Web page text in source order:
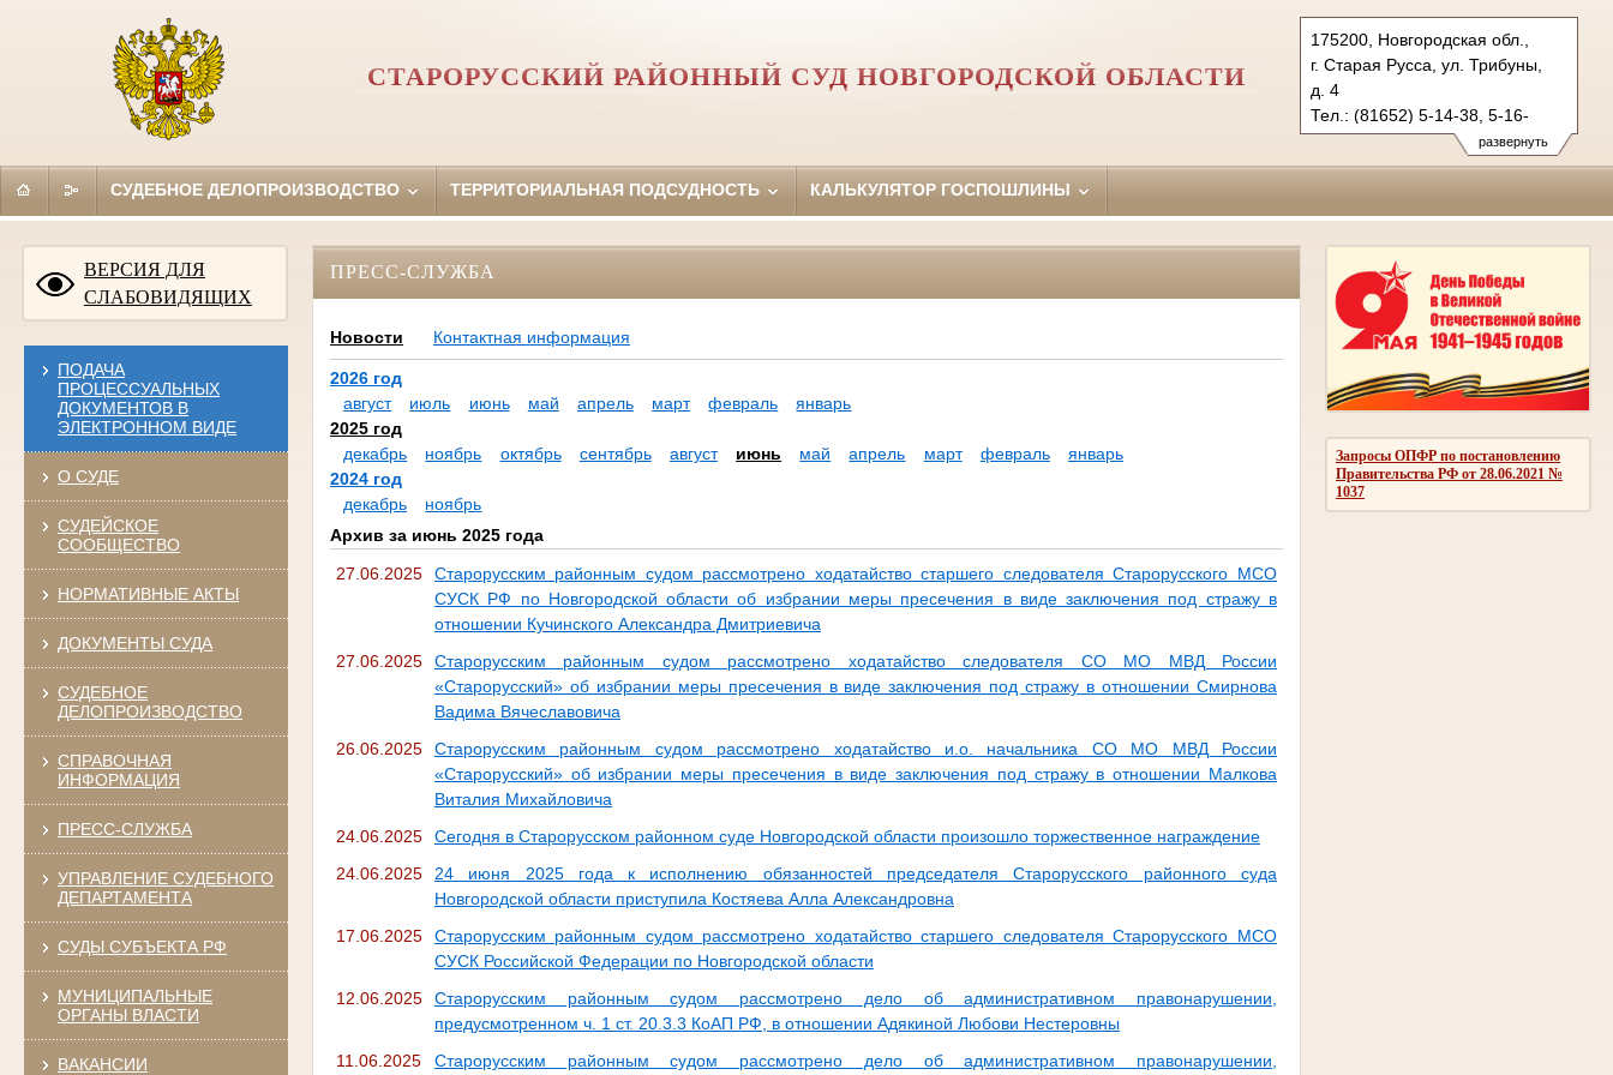
развернуть
175200, Новгородская обл.,
г. Старая Русса, ул. Трибуны,
д. 4
Тел.: (81652) 5-14-38, 5-16-
91 (ф.)
starorussky.nvg@sudrf.ru
СТАРОРУССКИЙ РАЙОННЫЙ СУД НОВГОРОДСКОЙ ОБЛАСТИ
СУДЕБНОЕ ДЕЛОПРОИЗВОДСТВО ТЕРРИТОРИАЛЬНАЯ ПОДСУДНОСТЬ КАЛЬКУЛЯТОР ГОСПОШЛИНЫ
ВЕРСИЯ ДЛЯ
СЛАБОВИДЯЩИХ
ПОДАЧА
ПРОЦЕССУАЛЬНЫХ
ДОКУМЕНТОВ В
ЭЛЕКТРОННОМ ВИДЕ
О СУДЕ
СУДЕЙСКОЕ
СООБЩЕСТВО
НОРМАТИВНЫЕ АКТЫ
ДОКУМЕНТЫ СУДА
СУДЕБНОЕ
ДЕЛОПРОИЗВОДСТВО
СПРАВОЧНАЯ
ИНФОРМАЦИЯ
ПРЕСС-СЛУЖБА
УПРАВЛЕНИЕ СУДЕБНОГО
ДЕПАРТАМЕНТА
СУДЫ СУБЪЕКТА РФ
МУНИЦИПАЛЬНЫЕ
ОРГАНЫ ВЛАСТИ
ВАКАНСИИ
Запросы ОПФР по постановлению
Правительства РФ от 28.06.2021 №
1037
ПРЕСС-СЛУЖБА
Новости Контактная информация
2026 год
август
июль июнь май апрель март февраль
январь
2025 год
декабрь
ноябрь октябрь сентябрь август июнь май апрель март февраль
январь
2024 год
декабрь
ноябрь
Архив за июнь 2025 года
27.06.2025
Старорусским районным судом рассмотрено ходатайство старшего следователя Старорусского МСО
СУСК РФ по Новгородской области об избрании меры пресечения в виде заключения под стражу в
отношении Кучинского Александра Дмитриевича
27.06.2025
Старорусским районным судом рассмотрено ходатайство следователя СО МО МВД России
«Старорусский» об избрании меры пресечения в виде заключения под стражу в отношении Смирнова
Вадима Вячеславовича
26.06.2025
Старорусским районным судом рассмотрено ходатайство и.о. начальника СО МО МВД России
«Старорусский» об избрании меры пресечения в виде заключения под стражу в отношении Малкова
Виталия Михайловича
24.06.2025
Сегодня в Старорусском районном суде Новгородской области произошло торжественное награждение
24.06.2025
24 июня 2025 года к исполнению обязанностей председателя Старорусского районного суда
Новгородской области приступила Костяева Алла Александровна
17.06.2025
Старорусским районным судом рассмотрено ходатайство старшего следователя Старорусского МСО
СУСК Российской Федерации по Новгородской области
12.06.2025
Старорусским районным судом рассмотрено дело об административном правонарушении,
предусмотренном ч. 1 ст. 20.3.3 КоАП РФ, в отношении Адякиной Любови Нестеровны
11.06.2025
Старорусским районным судом рассмотрено дело об административном правонарушении,